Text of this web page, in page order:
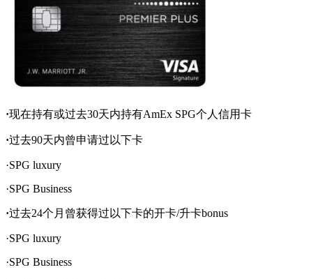
·现在持有或过去30天内持有AmEx SPG个人信用卡
·过去90天内曾申请过以下卡
·SPG luxury
·SPG Business
·过去24个月曾获得过以下卡的开卡/升卡bonus
·SPG luxury
·SPG Business